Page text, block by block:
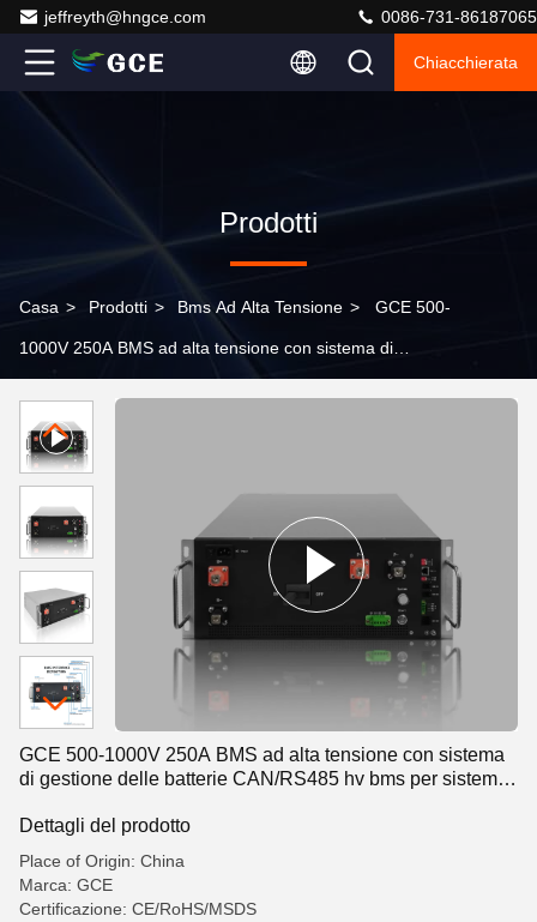
jeffreyth@hngce.com 0086-731-86187065
Chiacchierata
Prodotti
Casa > Prodotti > Bms Ad Alta Tensione > GCE 500-
1000V 250A BMS ad alta tensione con sistema di
di stoccaggio dell'energia
GCE 500-1000V 250A BMS ad alta tensione con sistema
di gestione delle batterie CAN/RS485 hv bms per sistema
Dettagli del prodotto
Place of Origin: China
Marca: GCE
Certificazione: CE/RoHS/MSDS